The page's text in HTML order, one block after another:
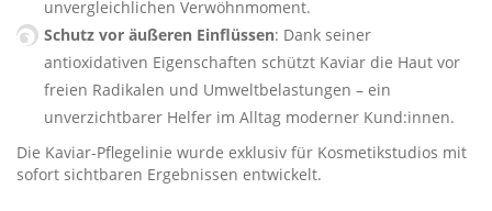
unvergleichlichen Verwöhnmoment.
Schutz vor äußeren Einflüssen: Dank seiner
antioxidativen Eigenschaften schützt Kaviar die Haut vor
freien Radikalen und Umweltbelastungen – ein
unverzichtbarer Helfer im Alltag moderner Kund:innen.
Die Kaviar-Pflegelinie wurde exklusiv für Kosmetikstudios mit
sofort sichtbaren Ergebnissen entwickelt.